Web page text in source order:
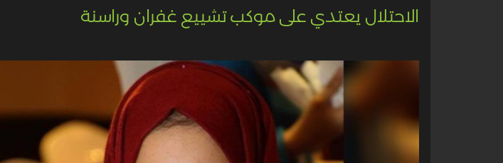
الاحتلال يعتدي على موكب تشييع غفران وراسنة